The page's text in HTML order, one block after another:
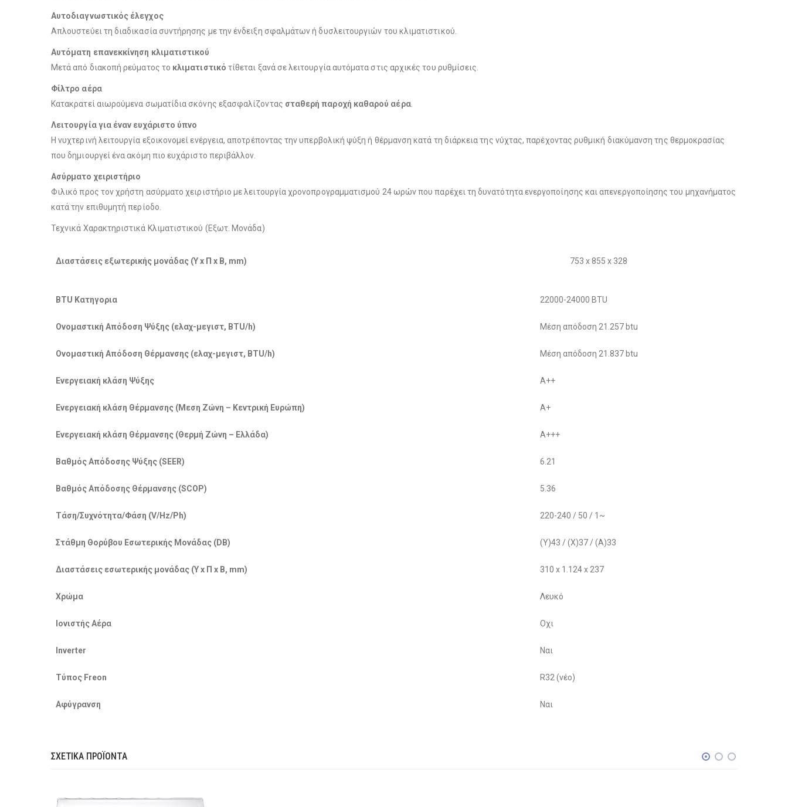
Αυτοδιαγνωστικός έλεγχος
Απλουστεύει τη διαδικασία συντήρησης με την ένδειξη σφαλμάτων ή δυσλειτουργιών του κλιματιστικού.
Αυτόματη επανεκκίνηση κλιματιστικού
Μετά από διακοπή ρεύματος το κλιματιστικό τίθεται ξανά σε λειτουργία αυτόματα στις αρχικές του ρυθμίσεις.
Φίλτρο αέρα
Κατακρατεί αιωρούμενα σωματίδια σκόνης εξασφαλίζοντας σταθερή παροχή καθαρού αέρα.
Λειτουργία για έναν ευχάριστο ύπνο
Η νυχτερινή λειτουργία εξοικονομεί ενέργεια, αποτρέποντας την υπερβολική ψύξη ή θέρμανση κατά τη διάρκεια της νύχτας, παρέχοντας ρυθμική διακύμανση της θερμοκρασίας
που δημιουργεί ένα ακόμη πιο ευχάριστο περιβάλλον.
Ασύρματο χειριστήριο
Φιλικό προς τον χρήστη ασύρματο χειριστήριο με λειτουργία χρονοπρογραμματισμού 24 ωρών που παρέχει τη δυνατότητα ενεργοποίησης και απενεργοποίησης του μηχανήματος
κατά την επιθυμητή περίοδο.
Τεχνικά Χαρακτηριστικά Κλιματιστικού (Εξωτ. Μονάδα)
Διαστάσεις εξωτερικής μονάδας (Υ x Π x Β, mm) 753 x 855 x 328
BTU Κατηγορια 22000-24000 BTU
Ονομαστική Απόδοση Ψύξης (ελαχ-μεγιστ, BTU/h) Μέση απόδοση 21.257 btu
Ονομαστική Απόδοση Θέρμανσης (ελαχ-μεγιστ, BTU/h) Μέση απόδοση 21.837 btu
Ενεργειακή κλάση Ψύξης A++
Ενεργειακή κλάση Θέρμανσης (Μεση Ζώνη – Κεντρική Ευρώπη) A+
Ενεργειακή κλάση Θέρμανσης (Θερμή Ζώνη – Ελλάδα) A+++
Βαθμός Απόδοσης Ψύξης (SEER) 6.21
Βαθμός Απόδοσης Θέρμανσης (SCOP) 5.36
Τάση/Συχνότητα/Φάση (V/Hz/Ph) 220-240 / 50 / 1~
Στάθμη Θορύβου Εσωτερικής Μονάδας (DB) (Υ)43 / (Χ)37 / (Α)33
Διαστάσεις εσωτερικής μονάδας (Υ x Π x Β, mm) 310 x 1.124 x 237
Χρώμα Λευκό
Ιονιστής Αέρα Οχι
Inverter Ναι
Τύπος Freon R32 (νέο)
Αφύγρανση Ναι
ΣΧΕΤΙΚΆ ΠΡΟΪΌΝΤΑ